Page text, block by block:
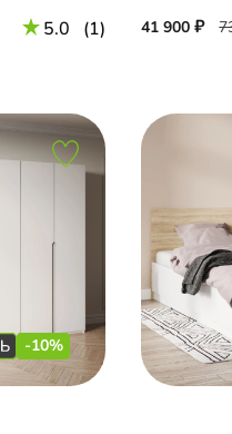
5.0 (1) 41 900
-10%